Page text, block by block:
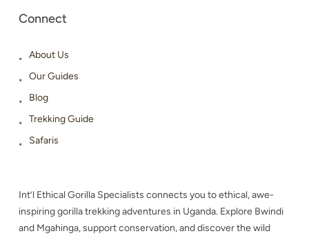
Connect
About Us
Our Guides
Blog
Trekking Guide
Safaris
Int’l Ethical Gorilla Specialists connects you to ethical, awe-
inspiring gorilla trekking adventures in Uganda. Explore Bwindi
and Mgahinga, support conservation, and discover the wild